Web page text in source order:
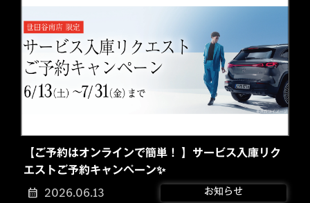
【ご予約はオンラインで簡単！ 】サービス入庫リク
エストご予約キャンペーン✨
2026.06.13 お知らせ